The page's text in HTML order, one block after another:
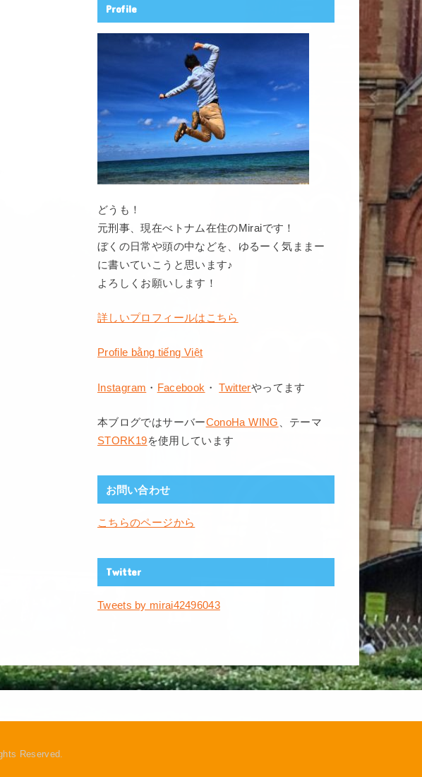
Profile
どうも！
元刑事、現在べトナム在住のMiraiです！
ぼくの日常や頭の中などを、ゆるーく気ままー
に書いていこうと思います♪
よろしくお願いします！
詳しいプロフィールはこちら
Profile bằng tiếng Việt
Instagram ・ Facebook ・Twitterやってます
本ブログではサーバーConoHa WING
、テーマ
STORK19を使用しています
お問い合わせ
こちらのページから
Twitter
Tweets by mirai42496043
Reserved.